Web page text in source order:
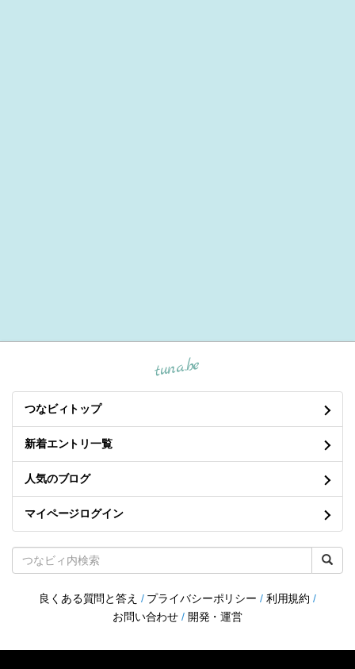
tuna.be
つなビィトップ
新着エントリ一覧
人気のブログ
マイページログイン
良くある質問と答え / プライバシーポリシー / 利用規約 /
お問い合わせ / 開発・運営